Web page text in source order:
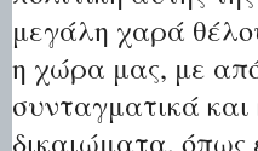
μεγάλη χαρά
η χώρα μας, με
συνταγματικά και
δικαιώματα, όπως